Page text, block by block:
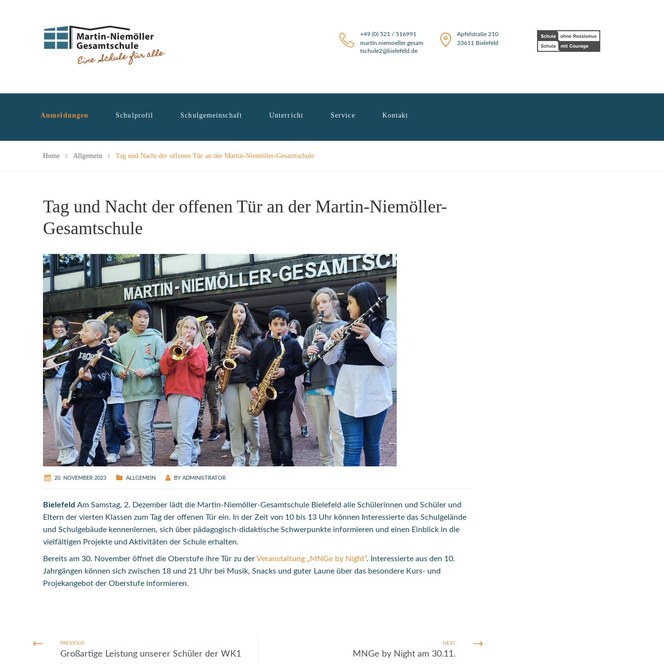
+49 (0) 521 / 516991
martin.niemoeller.gesam
tschule2@bielefeld.de
Apfelstraße 210
33611 Bielefeld
Anmeldungen Schulprofil Schulgemeinschaft Unterricht Service Kontakt
Home Allgemein Tag und Nacht der offenen Tür an der Martin-Niemöller-Gesamtschule
Tag und Nacht der offenen Tür an der Martin-Niemöller-
Gesamtschule
20. NOVEMBER 2023 ALLGEMEIN BY ADMINISTRATOR
Bielefeld Am Samstag, 2. Dezember lädt die Martin-Niemöller-Gesamtschule Bielefeld alle Schülerinnen und Schüler und
Eltern der vierten Klassen zum Tag der offenen Tür ein. In der Zeit von 10 bis 13 Uhr können Interessierte das Schulgelände
und Schulgebäude kennenlernen, sich über pädagogisch-didaktische Schwerpunkte informieren und einen Einblick in die
vielfältigen Projekte und Aktivitäten der Schule erhalten.
Bereits am 30. November öffnet die Oberstufe ihre Tür zu derVeranstaltung „MNGe by Night“. Interessierte aus den 10.
Jahrgängen können sich zwischen 18 und 21 Uhr bei Musik, Snacks und guter Laune über das besondere Kurs- und
Projekangebot der Oberstufe informieren.
PREVIOUS
Großartige Leistung unserer Schüler der WK1
NEXT
MNGe by Night am 30.11.